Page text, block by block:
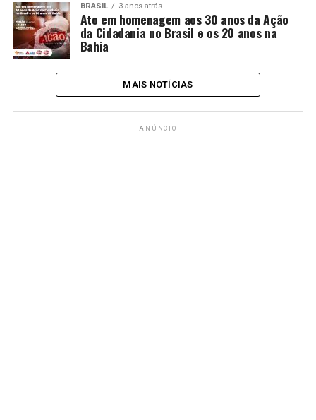
BRASIL 3 anos atrás
Ato em homenagem aos 30 anos da Ação
da Cidadania no Brasil e os 20 anos na
Bahia
MAIS NOTÍCIAS
ANÚNCIO